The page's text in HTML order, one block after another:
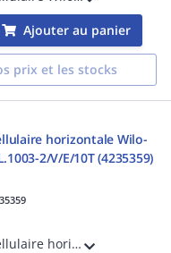
Ajouter au panier
prix et les stocks
horizontale Wilo-
2/V/E/10T (4235359)
Pompe multicellulaire horizontale Wilo-MEDANA CH1-L.1003-2/V/E/10T non auto-amorçante est dotée d'un corps inox pour les applications de distribution d'eau et surpression, irrigation et process industriels. (4235359)